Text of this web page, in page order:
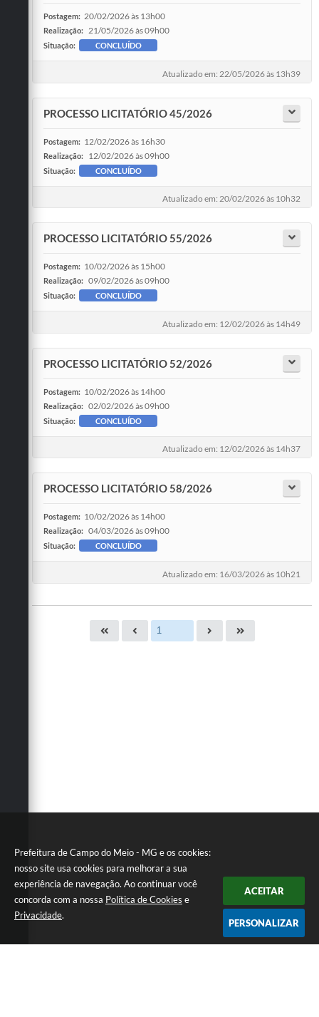
Prefeitura de Campo do Meio - MG e os cookies:
nosso site usa cookies para melhorar a sua
experiência de navegação. Ao continuar você
concorda com a nossa Política de Cookies e
Privacidade.
ACEITAR
PERSONALIZAR
Postagem: 20/02/2026 às 13h00
Realização: 21/05/2026 às 09h00
Situação: CONCLUÍDO
Atualizado em: 22/05/2026 às 13h39
PROCESSO LICITATÓRIO 45/2026
Postagem: 12/02/2026 às 16h30
Realização: 12/02/2026 às 09h00
Situação: CONCLUÍDO
Atualizado em: 20/02/2026 às 10h32
PROCESSO LICITATÓRIO 55/2026
Postagem: 10/02/2026 às 15h00
Realização: 09/02/2026 às 09h00
Situação: CONCLUÍDO
Atualizado em: 12/02/2026 às 14h49
PROCESSO LICITATÓRIO 52/2026
Postagem: 10/02/2026 às 14h00
Realização: 02/02/2026 às 09h00
Situação: CONCLUÍDO
Atualizado em: 12/02/2026 às 14h37
PROCESSO LICITATÓRIO 58/2026
Postagem: 10/02/2026 às 14h00
Realização: 04/03/2026 às 09h00
Situação: CONCLUÍDO
Atualizado em: 16/03/2026 às 10h21